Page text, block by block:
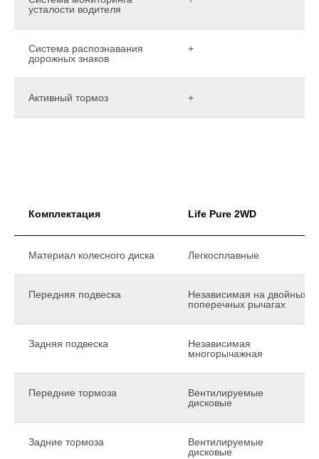
усталости водителя
Система распознавания
дорожных знаков
+
Активный тормоз +
Комплектация Life Pure 2WD
Материал колесного диска Легкосплавные
Передняя подвеска
Независимая на двойных
поперечных рычагах
Задняя подвеска
Независимая
многорычажная
Передние тормоза
Вентилируемые
дисковые
Задние тормоза
Вентилируемые
дисковые